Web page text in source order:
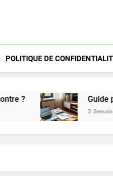
POLITIQUE DE
Guide pratique
2 Semaines Ago